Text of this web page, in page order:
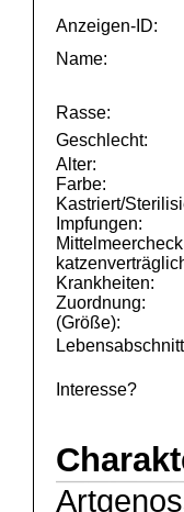
Anzeigen-ID:
Name:
Rasse:
Geschlecht:
Alter:
Farbe:
Kastriert/
Impfungen:
Krankheiten:
Zuordnung:
(Größe):
Interesse?